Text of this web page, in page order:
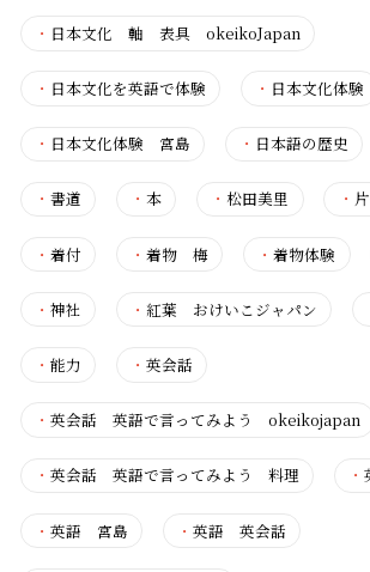
・ 日本文化 軸 表具 okeikoJapan
・ 日本文化を英語で体験 ・ 日本文化体験
・ 日本文化体験 宮島 ・ 日本語の歴史
・ 書道 ・本 ・ 松田美里 ・
・ 着付 ・着物 梅 ・着物体験
・ 神社 ・紅葉 おけいこジャパン
・ 能力 ・英会話
・ 英会話 英語で言ってみよう okeikojapan
・ 英会話 英語で言ってみよう 料理 ・
・ 英語 宮島 ・英語 英会話